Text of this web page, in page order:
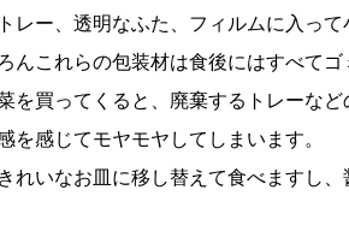
レー、透明なふた、フィルムに入っ
これらの包装材は食後にはすべてゴ
を買ってくると、廃棄するトレーな
感じてモヤモヤしてしまいます。
れいなお皿に移し替えて食べますし